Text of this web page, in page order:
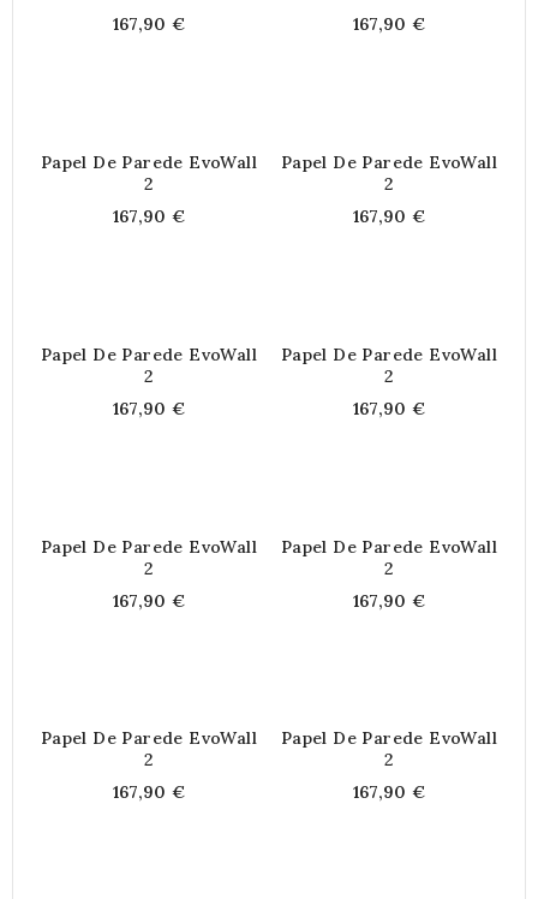
167,90 €
167,90 €
Papel De Parede EvoWall
2
167,90 €
Papel De Parede EvoWall
2
167,90 €
Papel De Parede EvoWall
2
167,90 €
Papel De Parede EvoWall
2
167,90 €
Papel De Parede EvoWall
2
167,90 €
Papel De Parede EvoWall
2
167,90 €
Papel De Parede EvoWall
2
167,90 €
Papel De Parede EvoWall
2
167,90 €